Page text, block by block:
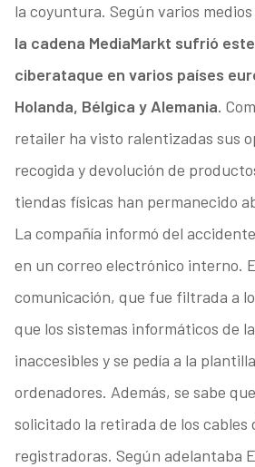
la coyuntura. Según varios
la cadena MediaMarkt sufrió
ciberataque en varios países
Holanda, Bélgica y Alemania.
retailer ha visto ralentizadas sus
recogida y devolución de
tiendas físicas han permanecido
La compañía informó del
en un correo electrónico interno.
comunicación, que fue filtrada a
que los sistemas informáticos de
inaccesibles y se pedía a la
ordenadores. Además, se sabe
solicitado la retirada de los cables
registradoras. Según adelantaba